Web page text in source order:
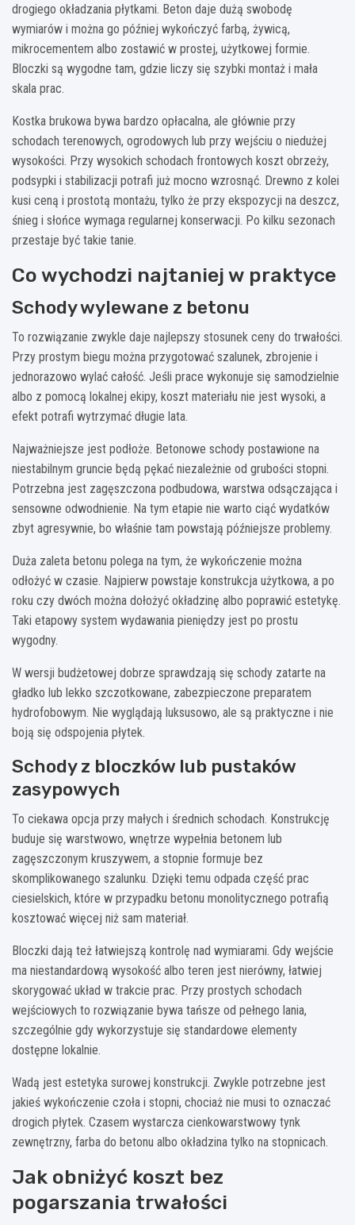
drogiego okładzania płytkami. Beton daje dużą swobodę
wymiarów i można go później wykończyć farbą, żywicą,
mikrocementem albo zostawić w prostej, użytkowej formie.
Bloczki są wygodne tam, gdzie liczy się szybki montaż i mała
skala prac.
Kostka brukowa bywa bardzo opłacalna, ale głównie przy
schodach terenowych, ogrodowych lub przy wejściu o niedużej
wysokości. Przy wysokich schodach frontowych koszt obrzeży,
podsypki i stabilizacji potrafi już mocno wzrosnąć. Drewno z kolei
kusi ceną i prostotą montażu, tylko że przy ekspozycji na deszcz,
śnieg i słońce wymaga regularnej konserwacji. Po kilku sezonach
przestaje być takie tanie.
Co wychodzi najtaniej w praktyce
Schody wylewane z betonu
To rozwiązanie zwykle daje najlepszy stosunek ceny do trwałości.
Przy prostym biegu można przygotować szalunek, zbrojenie i
jednorazowo wylać całość. Jeśli prace wykonuje się samodzielnie
albo z pomocą lokalnej ekipy, koszt materiału nie jest wysoki, a
efekt potrafi wytrzymać długie lata.
Najważniejsze jest podłoże. Betonowe schody postawione na
niestabilnym gruncie będą pękać niezależnie od grubości stopni.
Potrzebna jest zagęszczona podbudowa, warstwa odsączająca i
sensowne odwodnienie. Na tym etapie nie warto ciąć wydatków
zbyt agresywnie, bo właśnie tam powstają późniejsze problemy.
Duża zaleta betonu polega na tym, że wykończenie można
odłożyć w czasie. Najpierw powstaje konstrukcja użytkowa, a po
roku czy dwóch można dołożyć okładzinę albo poprawić estetykę.
Taki etapowy system wydawania pieniędzy jest po prostu
wygodny.
W wersji budżetowej dobrze sprawdzają się schody zatarte na
gładko lub lekko szczotkowane, zabezpieczone preparatem
hydrofobowym. Nie wyglądają luksusowo, ale są praktyczne i nie
boją się odspojenia płytek.
Schody z bloczków lub pustaków
zasypowych
To ciekawa opcja przy małych i średnich schodach. Konstrukcję
buduje się warstwowo, wnętrze wypełnia betonem lub
zagęszczonym kruszywem, a stopnie formuje bez
skomplikowanego szalunku. Dzięki temu odpada część prac
ciesielskich, które w przypadku betonu monolitycznego potrafią
kosztować więcej niż sam materiał.
Bloczki dają też łatwiejszą kontrolę nad wymiarami. Gdy wejście
ma niestandardową wysokość albo teren jest nierówny, łatwiej
skorygować układ w trakcie prac. Przy prostych schodach
wejściowych to rozwiązanie bywa tańsze od pełnego lania,
szczególnie gdy wykorzystuje się standardowe elementy
dostępne lokalnie.
Wadą jest estetyka surowej konstrukcji. Zwykle potrzebne jest
jakieś wykończenie czoła i stopni, chociaż nie musi to oznaczać
drogich płytek. Czasem wystarcza cienkowarstwowy tynk
zewnętrzny, farba do betonu albo okładzina tylko na stopnicach.
Jak obniżyć koszt bez
pogarszania trwałości